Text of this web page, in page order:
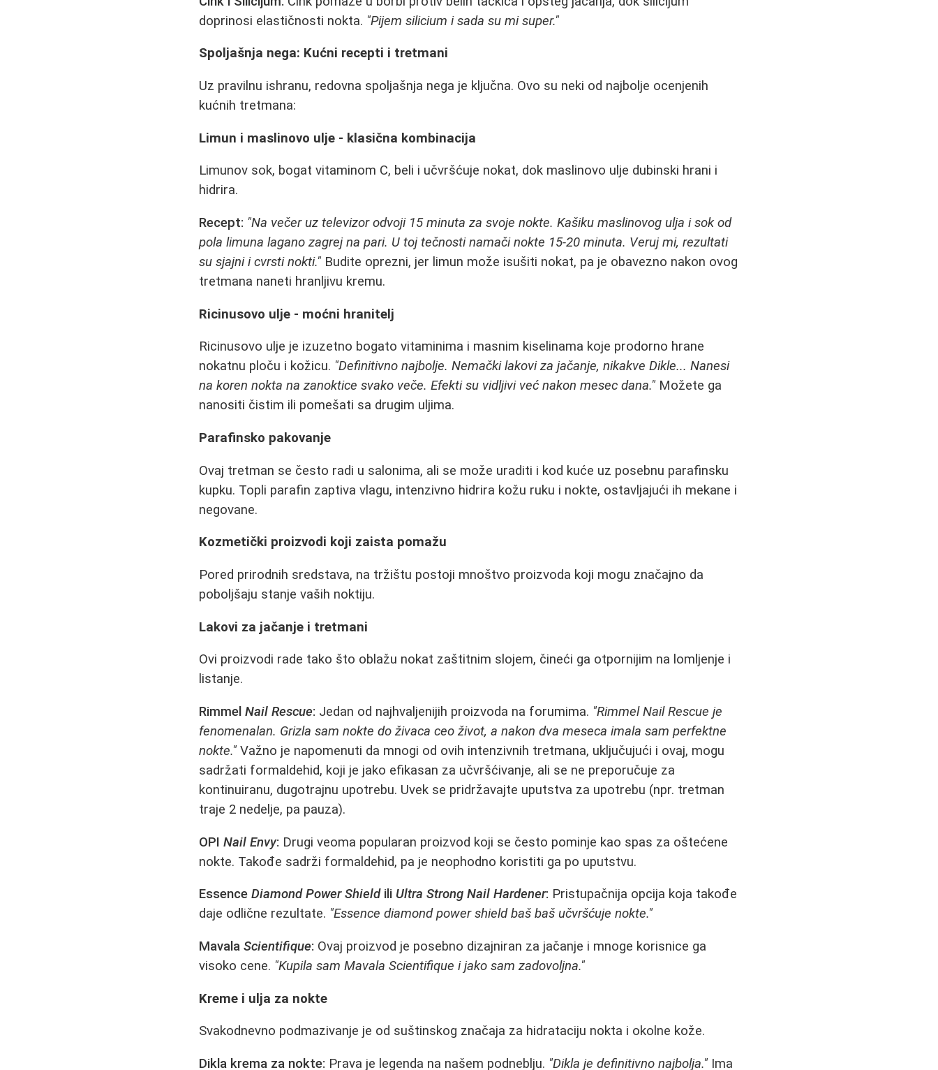
doprinosi elastičnosti nokta. "Pijem silicium i sada su mi super."
Spoljašnja nega: Kućni recepti i tretmani
Uz pravilnu ishranu, redovna spoljašnja nega je ključna. Ovo su neki od najbolje ocenjenih
kućnih tretmana:
Limun i maslinovo ulje - klasična kombinacija
Limunov sok, bogat vitaminom C, beli i učvršćuje nokat, dok maslinovo ulje dubinski hrani i
hidrira.
Recept: "Na večer uz televizor odvoji 15 minuta za svoje nokte. Kašiku maslinovog ulja i sok od
pola limuna lagano zagrej na pari. U toj tečnosti namači nokte 15-20 minuta. Veruj mi, rezultati
su sjajni i cvrsti nokti." Budite oprezni, jer limun može isušiti nokat, pa je obavezno nakon ovog
tretmana naneti hranljivu kremu.
Ricinusovo ulje - moćni hranitelj
Ricinusovo ulje je izuzetno bogato vitaminima i masnim kiselinama koje prodorno hrane
nokatnu ploču i kožicu. "Definitivno najbolje. Nemački lakovi za jačanje, nikakve Dikle... Nanesi
na koren nokta na zanoktice svako veče. Efekti su vidljivi već nakon mesec dana." Možete ga
nanositi čistim ili pomešati sa drugim uljima.
Parafinsko pakovanje
Ovaj tretman se često radi u salonima, ali se može uraditi i kod kuće uz posebnu parafinsku
kupku. Topli parafin zaptiva vlagu, intenzivno hidrira kožu ruku i nokte, ostavljajući ih mekane i
negovane.
Kozmetički proizvodi koji zaista pomažu
Pored prirodnih sredstava, na tržištu postoji mnoštvo proizvoda koji mogu značajno da
poboljšaju stanje vaših noktiju.
Lakovi za jačanje i tretmani
Ovi proizvodi rade tako što oblažu nokat zaštitnim slojem, čineći ga otpornijim na lomljenje i
listanje.
RimmelNail Rescue: Jedan od najhvaljenijih proizvoda na forumima. "Rimmel Nail Rescue je
fenomenalan. Grizla sam nokte do živaca ceo život, a nakon dva meseca imala sam perfektne
nokte." Važno je napomenuti da mnogi od ovih intenzivnih tretmana, uključujući i ovaj, mogu
sadržati formaldehid, koji je jako efikasan za učvršćivanje, ali se ne preporučuje za
kontinuiranu, dugotrajnu upotrebu. Uvek se pridržavajte uputstva za upotrebu (npr. tretman
traje 2 nedelje, pa pauza).
OPINail Envy: Drugi veoma popularan proizvod koji se često pominje kao spas za oštećene
nokte. Takođe sadrži formaldehid, pa je neophodno koristiti ga po uputstvu.
EssenceDiamond Power Shieldili Ultra Strong Nail Hardener: Pristupačnija opcija koja takođe
daje odlične rezultate. "Essence diamond power shield baš baš učvršćuje nokte."
MavalaScientifique: Ovaj proizvod je posebno dizajniran za jačanje i mnoge korisnice ga
visoko cenе. "Kupila sam Mavala Scientifique i jako sam zadovoljna."
Kreme i ulja za nokte
Svakodnevno podmazivanje je od suštinskog značaja za hidrataciju nokta i okolne kože.
Dikla krema za nokte: Prava je legenda na našem podneblju. "Dikla je definitivno najbolja." Ima